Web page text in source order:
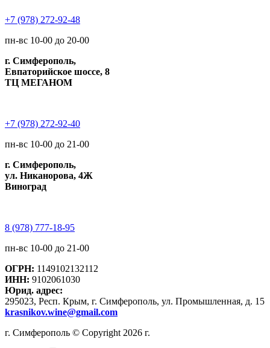
+7 (978) 272-92-48
пн-вс 10-00 до 20-00
г. Симферополь,
Евпаторийское шоссе, 8
ТЦ МЕГАНОМ
+7 (978) 272-92-40
пн-вс 10-00 до 21-00
г. Симферополь,
ул. Никанорова, 4Ж
Виноград
8 (978) 777-18-95
пн-вс 10-00 до 21-00
ОГРН: 1149102132112
ИНН: 9102061030
Юрид. адрес:
295023, Респ. Крым, г. Симферополь, ул. Промышленная, д. 15
krasnikov.wine@gmail.com
г. Симферополь © Copyright 2026 г.